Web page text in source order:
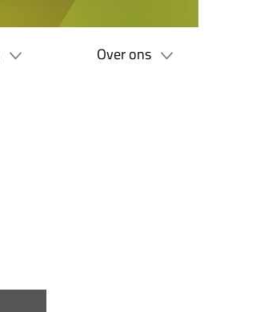
Over ons